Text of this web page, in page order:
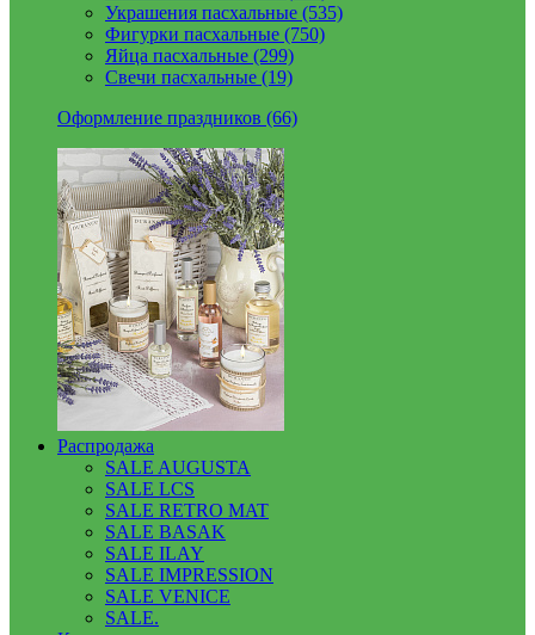
Украшения пасхальные (535)
Фигурки пасхальные (750)
Яйца пасхальные (299)
Свечи пасхальные (19)
Оформление праздников (66)
Распродажа
SALE AUGUSTA
SALE LCS
SALE RETRO MAT
SALE BASAK
SALE ILAY
SALE IMPRESSION
SALE VENICE
SALE.